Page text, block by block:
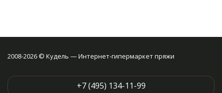
2008-2026 © Кудель — Интернет-гипермаркет пряжи
+7 (495) 134-11-99